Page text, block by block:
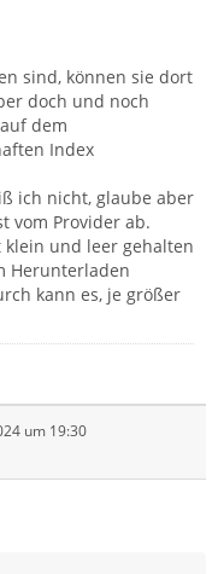
sind, können sie dort
doch und noch
dem
Index
ich nicht, glaube aber
vom Provider ab.
und leer gehalten
Herunterladen
kann es, je größer
um 19:30